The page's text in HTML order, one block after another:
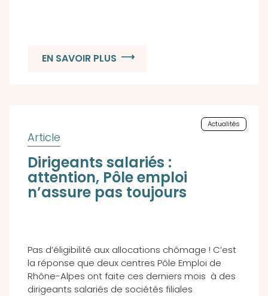
EN SAVOIR PLUS
Actualités
Dirigeants salariés :
attention, Pôle emploi
n’assure pas toujours
Pas d’éligibilité aux allocations chômage ! C’est
la réponse que deux centres Pôle Emploi de
Rhône-Alpes ont faite ces derniers mois à des
dirigeants salariés de sociétés filiales